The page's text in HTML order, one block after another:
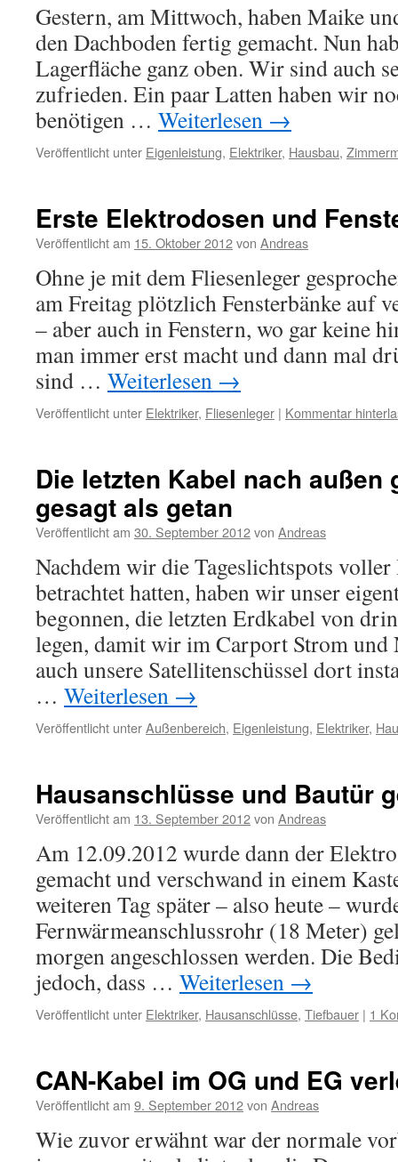
Gestern, am Mittwoch, haben Maike
den Dachboden fertig gemacht. Nun
Lagerfläche ganz oben. Wir sind auch
zufrieden. Ein paar Latten haben wir
benötigen … Weiterlesen →
Veröffentlicht unter Eigenleistung, Elektriker, Hausbau,
Erste Elektrodosen und
Veröffentlicht am 15. Oktober 2012von Andreas
Ohne je mit dem Fliesenleger
am Freitag plötzlich Fensterbänke auf
– aber auch in Fenstern, wo gar keine
man immer erst macht und dann mal
sind … Weiterlesen →
Veröffentlicht unter Elektriker, Fliesenleger | Kommentar
Die letzten Kabel nach außen
gesagt als getan
Veröffentlicht am 30. September 2012von Andreas
Nachdem wir die Tageslichtspots
betrachtet hatten, haben wir unser
begonnen, die letzten Erdkabel von
legen, damit wir im Carport Strom und
auch unsere Satellitenschüssel dort
… Weiterlesen →
Veröffentlicht unterAußenbereich, Eigenleistung, Elektriker,
Hausanschlüsse und Bautür
Veröffentlicht am 13. September 2012von Andreas
Am 12.09.2012 wurde dann der
gemacht und verschwand in einem
weiteren Tag später – also heute –
Fernwärmeanschlussrohr (18 Meter)
morgen angeschlossen werden. Die
jedoch, dass … Weiterlesen →
Veröffentlicht unter Elektriker, Hausanschlüsse, Tiefbauer | 1
CAN-Kabel im OG und EG
Veröffentlicht am 9. September 2012von Andreas
Wie zuvor erwähnt war der normale